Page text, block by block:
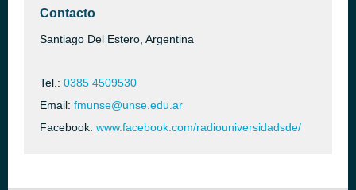
Contacto
Santiago Del Estero, Argentina
Tel.: 0385 4509530
Email: fmunse@unse.edu.ar
Facebook: www.facebook.com/radiouniversidadsde/